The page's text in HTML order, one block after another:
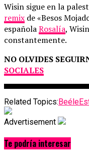
Wisin sigue en la
remix de «Besos
españolaRosalía,
constantemente.
NO OLVIDES
SOCIALES
Related Topics:Beéle
Advertisement
Te podría interesar